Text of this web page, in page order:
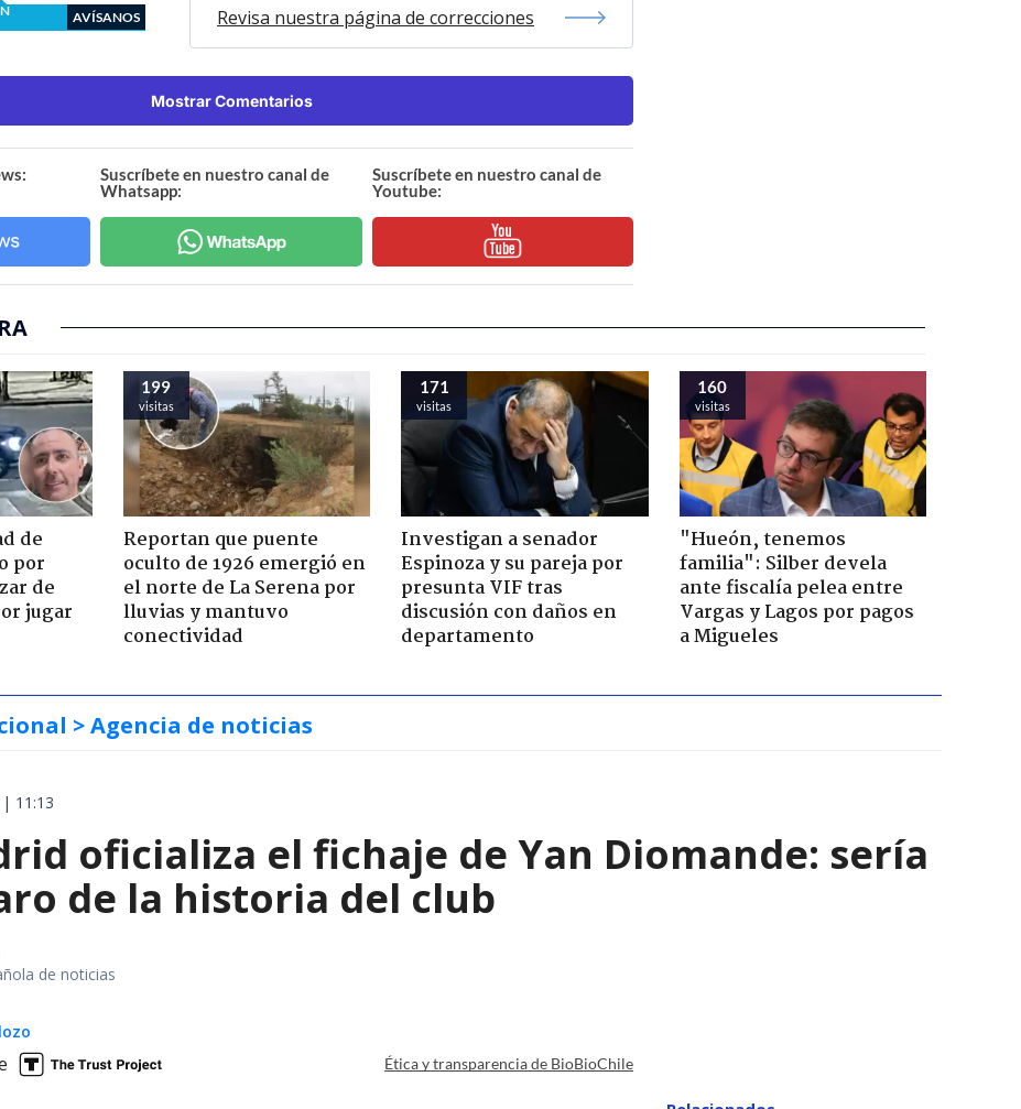
AVÍSANOS Revisa nuestra página de correcciones
Mostrar Comentarios
Suscríbete en nuestro canal de
Whatsapp:
Suscríbete en nuestro canal de
Youtube:
de
por
de
jugar
199
visitas
Reportan que puente
oculto de 1926 emergió en
el norte de La Serena por
lluvias y mantuvo
conectividad
171
visitas
Investigan a senador
Espinoza y su pareja por
presunta VIF tras
discusión con daños en
departamento
160
visitas
"Hueón, tenemos
familia": Silber devela
ante fiscalía pelea entre
Vargas y Lagos por pagos
a Migueles
> Agencia de noticias
| 11:13
oficializa el fichaje de Yan Diomande: sería
de la historia del club
de noticias
Ética y transparencia de BioBioChile